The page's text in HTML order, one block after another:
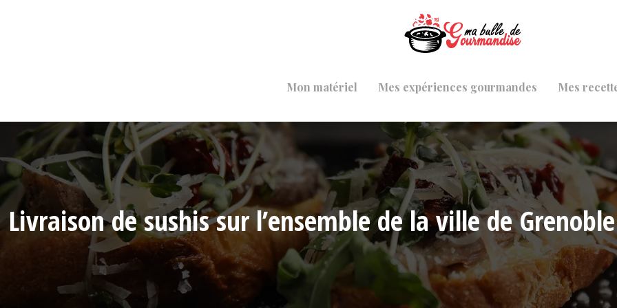
Mon matériel Mes expériences gourmandes Mes
Livraison de sushis sur l’ensemble de la ville de Grenoble